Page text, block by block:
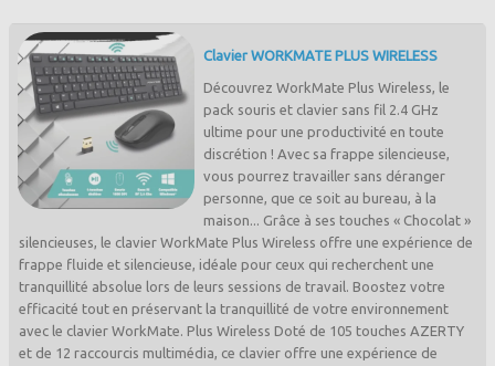
Clavier WORKMATE PLUS WIRELESS
Découvrez WorkMate Plus Wireless, le
pack souris et clavier sans fil 2.4 GHz
ultime pour une productivité en toute
discrétion ! Avec sa frappe silencieuse,
vous pourrez travailler sans déranger
personne, que ce soit au bureau, à la
maison... Grâce à ses touches « Chocolat »
silencieuses, le clavier WorkMate Plus Wireless offre une expérience de
frappe fluide et silencieuse, idéale pour ceux qui recherchent une
tranquillité absolue lors de leurs sessions de travail. Boostez votre
efficacité tout en préservant la tranquillité de votre environnement
avec le clavier WorkMate. Plus Wireless Doté de 105 touches AZERTY
et de 12 raccourcis multimédia, ce clavier offre une expérience de